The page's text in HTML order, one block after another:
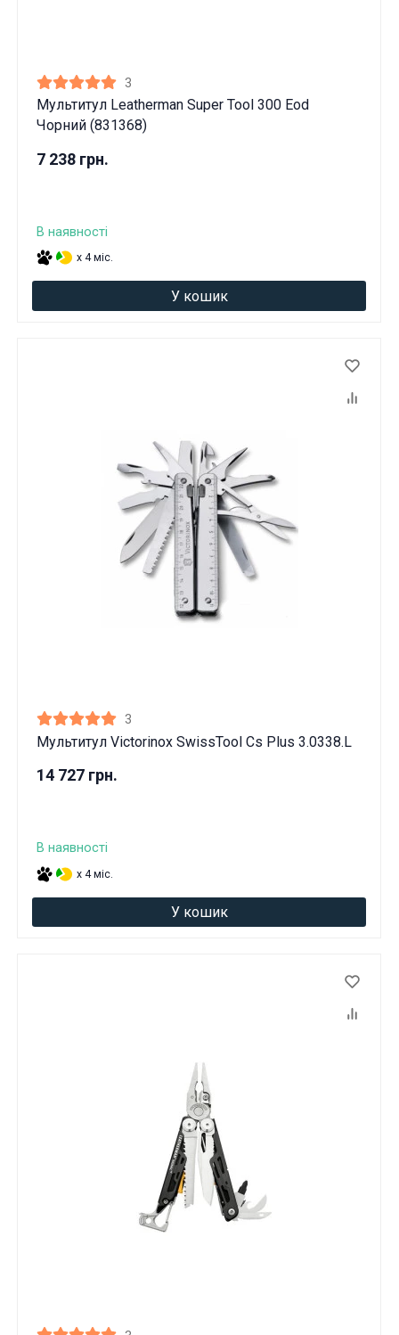
3
Мультитул Leatherman Super Tool 300 Eod
Чорний (831368)
7 238 грн.
В наявності
x 4 міс.
У кошик
3
Мультитул Victorinox SwissTool Cs Plus 3.0338.L
14 727 грн.
В наявності
x 4 міс.
У кошик